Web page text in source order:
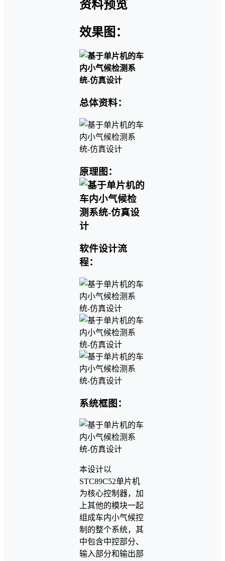
资料预览
效果图：
总体资料：
原理图：
软件设计流
程：
系统框图：
本设计以
STC89C52单片机
为核心控制器，加
上其他的模块一起
组成车内小气候控
制的整个系统，其
中包含中控部分、
输入部分和输出部